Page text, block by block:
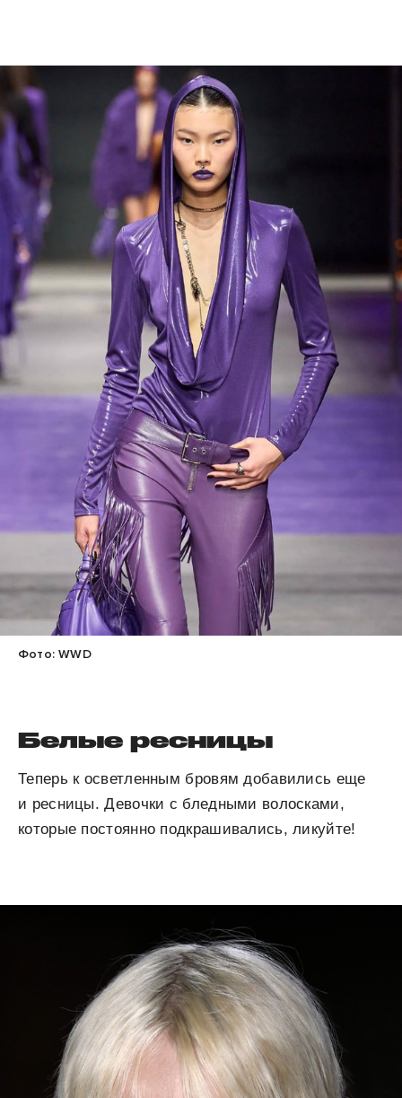
Фото: WWD
Белые ресницы
Теперь к осветленным бровям добавились еще
и ресницы. Девочки с бледными волосками,
которые постоянно подкрашивались, ликуйте!